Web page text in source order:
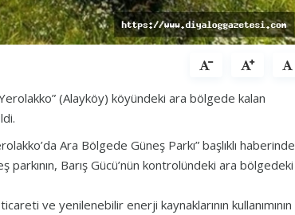
(Alayköy) köyündeki ara bölgede kalan
Ara Bölgede Güneş Parkı” başlıklı haberinde
Barış Gücü’nün kontrolündeki ara bölgedeki
ve yenilenebilir enerji kaynaklarının kullanımının